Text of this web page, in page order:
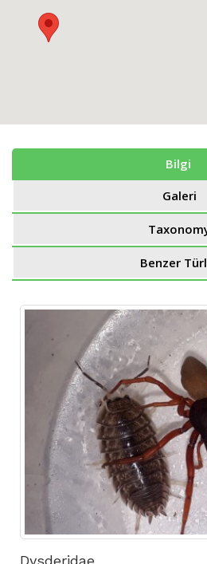
Bilgi
Galeri
Benzer
Dysderidae